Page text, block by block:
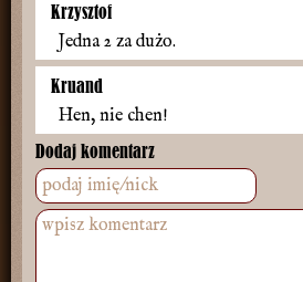
Krzysztof
Jedna 2 za dużo.
Kruand
Hen, nie chen!
Dodaj komentarz